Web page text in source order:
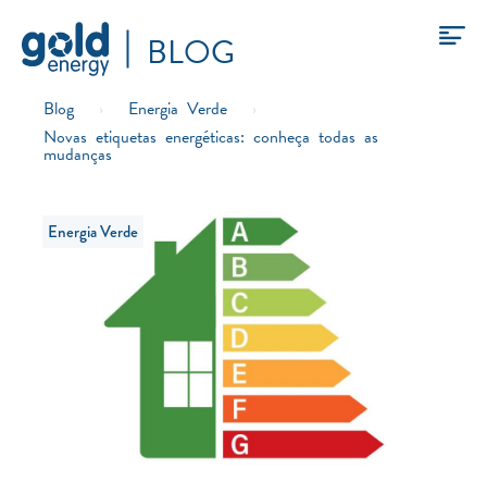
BLOG
Blog › Energia Verde
›
Novas etiquetas energéticas: conheça todas as
mudanças
Energia Verde